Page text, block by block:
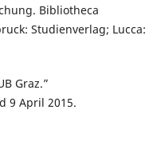
Bibliotheca
Studienverlag; Lucca:
Graz.”
9 April 2015.